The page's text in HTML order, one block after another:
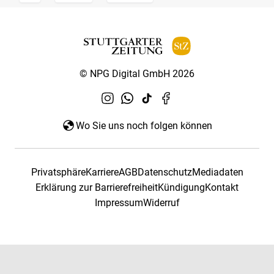
© NPG Digital GmbH 2026
Wo Sie uns noch folgen können
PrivatsphäreKarriereAGBDatenschutzMediadaten
Erklärung zur BarrierefreiheitKündigungKontakt
ImpressumWiderruf